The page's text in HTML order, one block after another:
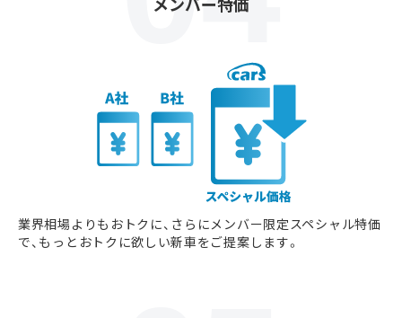
業界相場よりもおトクに、さらにメンバー限定スペシャル特価
で、もっとおトクに欲しい新車をご提案します。